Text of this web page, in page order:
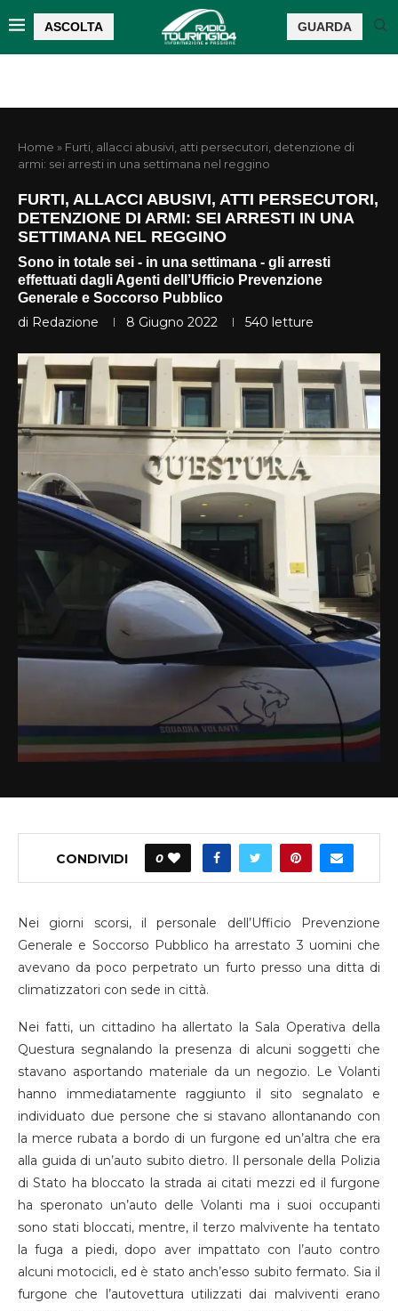
ASCOLTA GUARDA
Home » Furti, allacci abusivi, atti persecutori, detenzione di
armi: sei arresti in una settimana nel reggino
FURTI, ALLACCI ABUSIVI, ATTI PERSECUTORI,
DETENZIONE DI ARMI: SEI ARRESTI IN UNA
SETTIMANA NEL REGGINO
Sono in totale sei - in una settimana - gli arresti
effettuati dagli Agenti dell’Ufficio Prevenzione
Generale e Soccorso Pubblico
di Redazione 8 Giugno 2022 540 letture
CONDIVIDI 0
Nei giorni scorsi, il personale dell’Ufficio Prevenzione
Generale e Soccorso Pubblico ha arrestato 3 uomini che
avevano da poco perpetrato un furto presso una ditta di
climatizzatori con sede in città.
Nei fatti, un cittadino ha allertato la Sala Operativa della
Questura segnalando la presenza di alcuni soggetti che
stavano asportando materiale da un negozio. Le Volanti
hanno immediatamente raggiunto il sito segnalato e
individuato due persone che si stavano allontanando con
la merce rubata a bordo di un furgone ed un’altra che era
alla guida di un’auto subito dietro. Il personale della Polizia
di Stato ha bloccato la strada ai citati mezzi ed il furgone
ha speronato un’auto delle Volanti ma i suoi occupanti
sono stati bloccati, mentre, il terzo malvivente ha tentato
la fuga a piedi, dopo aver impattato con l’auto contro
alcuni motocicli, ed è stato anch’esso subito fermato. Sia il
furgone che l’autovettura utilizzati dai malviventi erano